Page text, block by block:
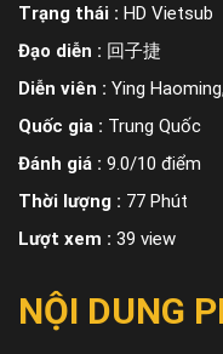
Trạng thái : HD Vietsub
Đạo diễn : 回子捷
Diễn viên : Ying
Quốc gia : Trung Quốc
Đánh giá : 9.0/10 điểm
Thời lượng : 77 Phút
Lượt xem : 39 view
NỘI DUNG